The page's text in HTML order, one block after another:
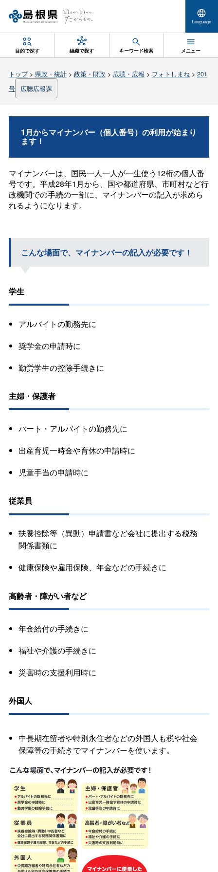
Language
目的で探す 組織で探す キーワード検索 メニュー
トップ> 県政・統計> 政策・財政 > 広聴・広報 > フォトしまね> 201
号
広聴広報課
1月からマイナンバー（個人番号）の利用が始まり
ます！
マイナンバーは、国民一人一人が一生使う12桁の個人番
号です。平成28年1月から、国や都道府県、市町村など行
政機関での手続の一部に、マイナンバーの記入が求めら
れるようになります。
こんな場面で、マイナンバーの記入が必要です！
学生
アルバイトの勤務先に
奨学金の申請時に
勤労学生の控除手続きに
主婦・保護者
パート・アルバイトの勤務先に
出産育児一時金や育休の申請時に
児童手当の申請時に
従業員
扶養控除等（異動）申請書など会社に提出する税務
関係書類に
健康保険や雇用保険、年金などの手続きに
高齢者・障がい者など
年金給付の手続きに
福祉や介護の手続きに
災害時の支援利用時に
外国人
中長期在留者や特別永住者などの外国人も税や社会
保障等の手続きでマイナンバーを使います。